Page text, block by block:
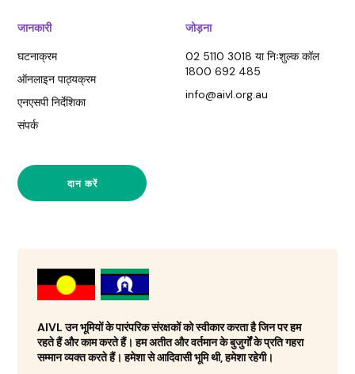
जानकारी
घटनाक्रम
ऑनलाइन पाठ्यक्रम
एनएसपी निर्देशिका
संपर्क
जोड़ना
02 5110 3018 या निःशुल्क कॉल
1800 692 485
info@aivl.org.au
दान करें
AIVL उन भूमियों के पारंपरिक संरक्षकों को स्वीकार करता है जिन पर हम
रहते हैं और काम करते हैं। हम अतीत और वर्तमान के बुजुर्गों के प्रति गहरा
सम्मान व्यक्त करते हैं। हमेशा से आदिवासी भूमि थी, हमेशा रहेगी।